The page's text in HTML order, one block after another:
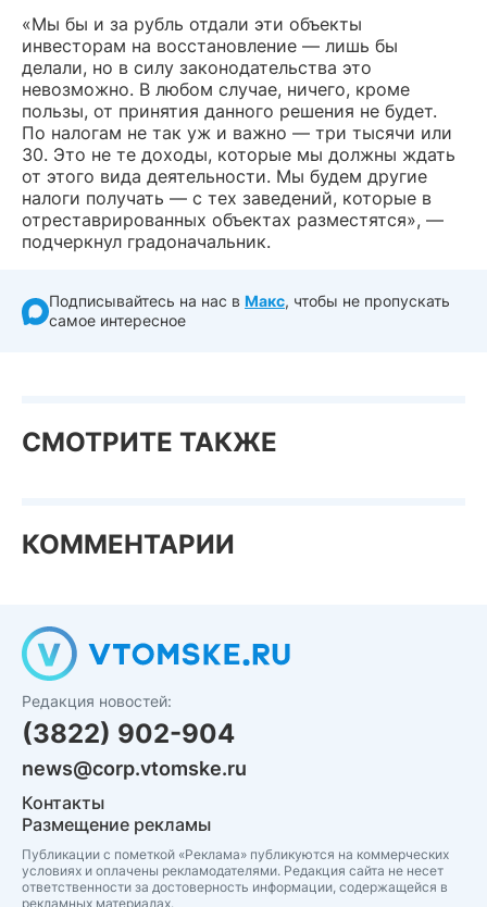
«Мы бы и за рубль отдали эти объекты
инвесторам на восстановление — лишь бы
делали, но в силу законодательства это
невозможно. В любом случае, ничего, кроме
пользы, от принятия данного решения не будет.
По налогам не так уж и важно — три тысячи или
30. Это не те доходы, которые мы должны ждать
от этого вида деятельности. Мы будем другие
налоги получать — с тех заведений, которые в
отреставрированных объектах разместятся», —
подчеркнул градоначальник.
Подписывайтесь на нас в Макс, чтобы не пропускать
самое интересное
СМОТРИТЕ ТАКЖЕ
КОММЕНТАРИИ
Редакция новостей:
(3822) 902-904
news@corp.vtomske.ru
Контакты
Размещение рекламы
Публикации с пометкой «Реклама» публикуются на коммерческих
условиях и оплачены рекламодателями. Редакция сайта не несет
ответственности за достоверность информации, содержащейся в
рекламных материалах.